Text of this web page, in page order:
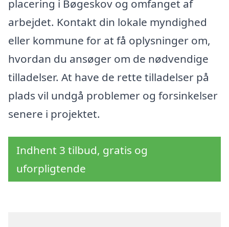
placering i Bøgeskov og omfanget af
arbejdet. Kontakt din lokale myndighed
eller kommune for at få oplysninger om,
hvordan du ansøger om de nødvendige
tilladelser. At have de rette tilladelser på
plads vil undgå problemer og forsinkelser
senere i projektet.
Indhent 3 tilbud, gratis og
uforpligtende